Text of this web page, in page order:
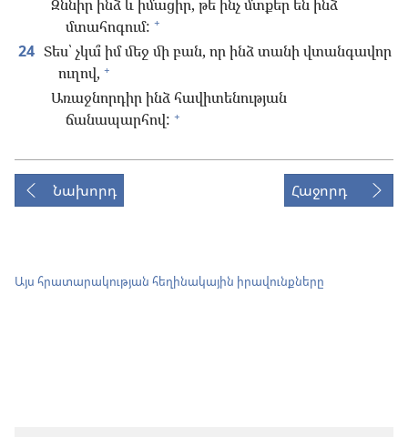
Զննիր ինձ և իմացիր, թե ինչ մտքեր են ինձ
մտահոգում: +
24 Տես՝ չկա՞ իմ մեջ մի բան, որ ինձ տանի վտանգավոր
ուղով, +
Առաջնորդիր ինձ հավիտենության
ճանապարհով: +
Նախորդ Հաջորդ
Այս հրատարակության հեղինակային իրավունքները